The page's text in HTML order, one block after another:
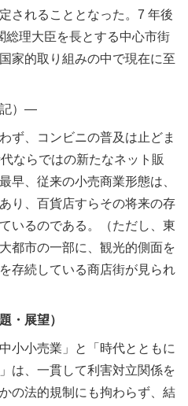
されることとなった。7 年後
総理大臣を長とする中心市街
家的取り組みの中で現在に至
記）―
ず、コンビニの普及は止どま
ならではの新たなネット販
早、従来の小売商業形態は、
り、百貨店すらその将来の存
いるのである。（ただし、東
都市の一部に、観光的側面を
存続している商店街が見られ
・展望）
小小売業」と「時代とともに
は、一貫して利害対立関係を
の法的規制にも拘わらず、結